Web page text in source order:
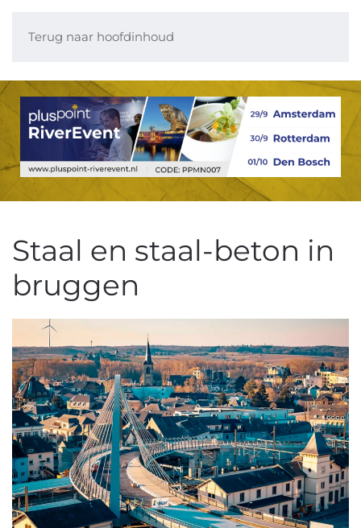
Terug naar hoofdinhoud
Staal en staal-beton in
bruggen